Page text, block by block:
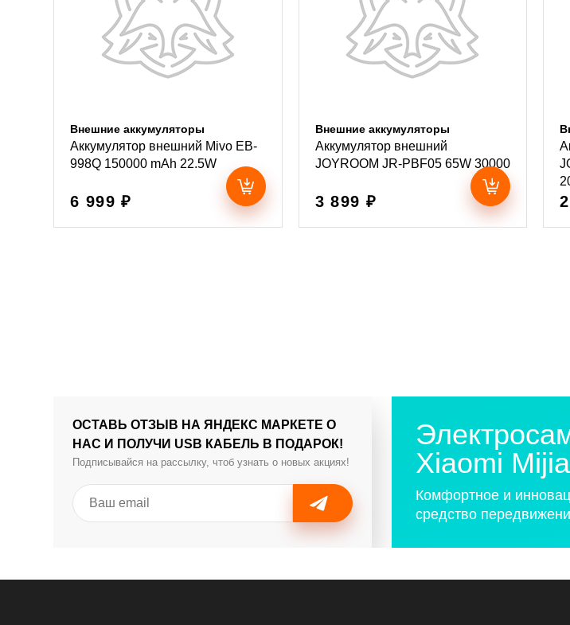
Внешние аккумуляторы
Аккумулятор внешний Mivo EB-
998Q 150000 mAh 22.5W
6 999 ₽
Внешние аккумуляторы
Аккумулятор внешний
JOYROOM JR-PBF05 65W 30000
3 899 ₽
ОСТАВЬ ОТЗЫВ НА ЯНДЕКС МАРКЕТЕ О
НАС И ПОЛУЧИ USB КАБЕЛЬ В ПОДАРОК!
Подписывайся на рассылку, чтоб узнать о новых акциях!
Xiaomi
Комфортное и
средство